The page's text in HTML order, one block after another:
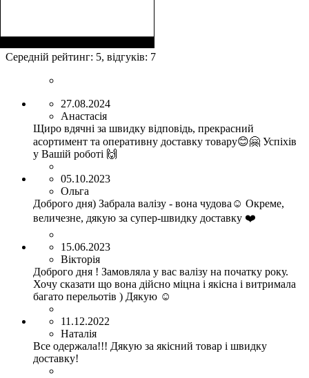
55х38х22
Середній рейтинг: 5, відгуків: 7
27.08.2024
Анастасія
Щиро вдячні за швидку відповідь, прекрасний
асортимент та оперативну доставку товару😊🤗 Успіхів
у Вашій роботі 🙌
05.10.2023
Ольга
Доброго дня) Забрала валізу - вона чудова☺️ Окреме,
величезне, дякую за супер-швидку доставку ❤️
15.06.2023
Вікторія
Доброго дня ! Замовляла у вас валізу на початку року.
Хочу сказати що вона дійсно міцна і якісна і витримала
багато перельотів ) Дякую ☺️
11.12.2022
Наталія
Все одержала!!! Дякую за якісний товар і швидку
доставку!